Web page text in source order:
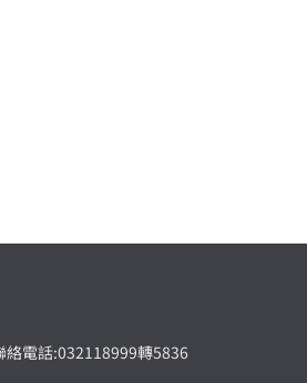
絡電話:032118999轉5836